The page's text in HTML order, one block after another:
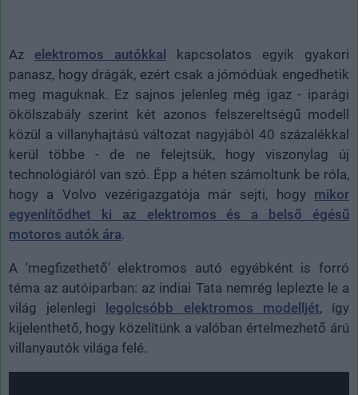
Az elektromos autókkal
kapcsolatos egyik gyakori
panasz, hogy drágák, ezért csak a jómódúak engedhetik
meg maguknak. Ez sajnos jelenleg még igaz - iparági
ökölszabály szerint két azonos felszereltségű modell
közül a villanyhajtású változat nagyjából 40 százalékkal
kerül többe - de ne felejtsük, hogy viszonylag új
technológiáról van szó. Épp a héten számoltunk be róla,
hogy a Volvo vezérigazgatója már sejti, hogy mikor
egyenlítődhet ki az elektromos és a belső égésű
motoros autók ára.
A 'megfizethető' elektromos autó egyébként is forró
téma az autóiparban: az indiai Tata nemrég leplezte le a
világ jelenlegi
legolcsóbb elektromos modelljét, így
kijelenthető, hogy közelítünk a valóban értelmezhető árú
villanyautók világa felé.